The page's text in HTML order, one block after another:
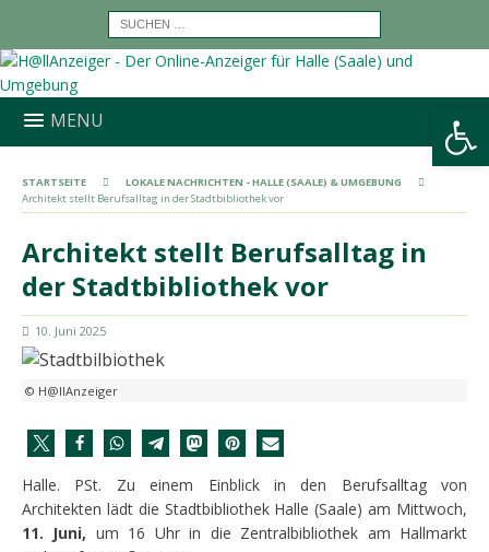
Werkzeugleiste öffnen
MENU
STARTSEITE
LOKALE NACHRICHTEN - HALLE (SAALE) & UMGEBUNG
Architekt stellt Berufsalltag in der Stadtbibliothek vor
Architekt stellt Berufsalltag in
der Stadtbibliothek vor
10. Juni 2025
© H@llAnzeiger
Halle. PSt. Zu einem Einblick in den Berufsalltag von
Architekten lädt die Stadtbibliothek Halle (Saale) am Mittwoch,
11. Juni, um 16 Uhr in die Zentralbibliothek am Hallmarkt